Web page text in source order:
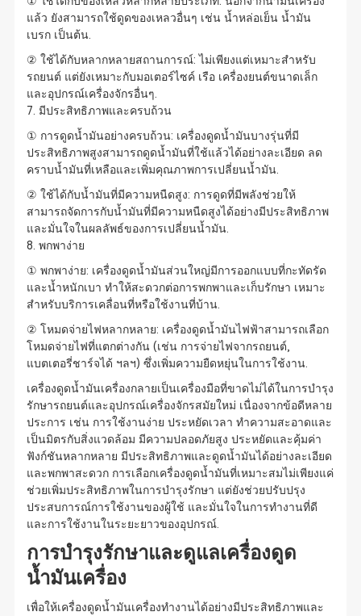
แล้ว ยังสามารถใช้ดูดของเหลวอื่นๆ เช่น น้ำหล่อเย็น น้ำมัน
เบรก เป็นต้น.
② ใช้ได้กับหลากหลายสถานการณ์: ไม่เพียงแต่เหมาะสำหรับ
รถยนต์ แต่ยังเหมาะกับมอเตอร์ไซค์ เรือ เครื่องยนต์ขนาดเล็ก
และอุปกรณ์เครื่องจักรอื่นๆ.
7. มีประสิทธิภาพและครบถ้วน
① การดูดน้ำมันอย่างครบถ้วน: เครื่องดูดน้ำมันบางรุ่นที่มี
ประสิทธิภาพสูงสามารถดูดน้ำมันที่ใช้แล้วได้อย่างละเอียด ลด
คราบน้ำมันที่เหลือและเพิ่มคุณภาพการเปลี่ยนน้ำมัน.
② ใช้ได้กับน้ำมันที่มีความหนืดสูง: การดูดที่มีพลังช่วยให้
สามารถจัดการกับน้ำมันที่มีความหนืดสูงได้อย่างมีประสิทธิภาพ
และมั่นใจในผลลัพธ์ของการเปลี่ยนน้ำมัน.
8. พกพาง่าย
① พกพาง่าย: เครื่องดูดน้ำมันส่วนใหญ่มีการออกแบบที่กะทัดรัด
และน้ำหนักเบา ทำให้สะดวกต่อการพกพาและเก็บรักษา เหมาะ
สำหรับบริการเคลื่อนที่หรือใช้งานที่บ้าน.
② โหมดจ่ายไฟหลากหลาย: เครื่องดูดน้ำมันไฟฟ้าสามารถเลือก
โหมดจ่ายไฟที่แตกต่างกัน (เช่น การจ่ายไฟจากรถยนต์,
แบตเตอรี่ชาร์จได้ ฯลฯ) ซึ่งเพิ่มความยืดหยุ่นในการใช้งาน.
เครื่องดูดน้ำมันเครื่องกลายเป็นเครื่องมือที่ขาดไม่ได้ในการบำรุง
รักษารถยนต์และอุปกรณ์เครื่องจักรสมัยใหม่ เนื่องจากข้อดีหลาย
ประการ เช่น การใช้งานง่าย ประหยัดเวลา ทำความสะอาดและ
เป็นมิตรกับสิ่งแวดล้อม มีความปลอดภัยสูง ประหยัดและคุ้มค่า
ฟังก์ชันหลากหลาย มีประสิทธิภาพและดูดน้ำมันได้อย่างละเอียด
และพกพาสะดวก การเลือกเครื่องดูดน้ำมันที่เหมาะสมไม่เพียงแค่
ช่วยเพิ่มประสิทธิภาพในการบำรุงรักษา แต่ยังช่วยปรับปรุง
ประสบการณ์การใช้งานของผู้ใช้ และมั่นใจในการทำงานที่ดี
และการใช้งานในระยะยาวของอุปกรณ์.
การบำรุงรักษาและดูแลเครื่องดูด
น้ำมันเครื่อง
เพื่อให้เครื่องดูดน้ำมันเครื่องทำงานได้อย่างมีประสิทธิภาพและ